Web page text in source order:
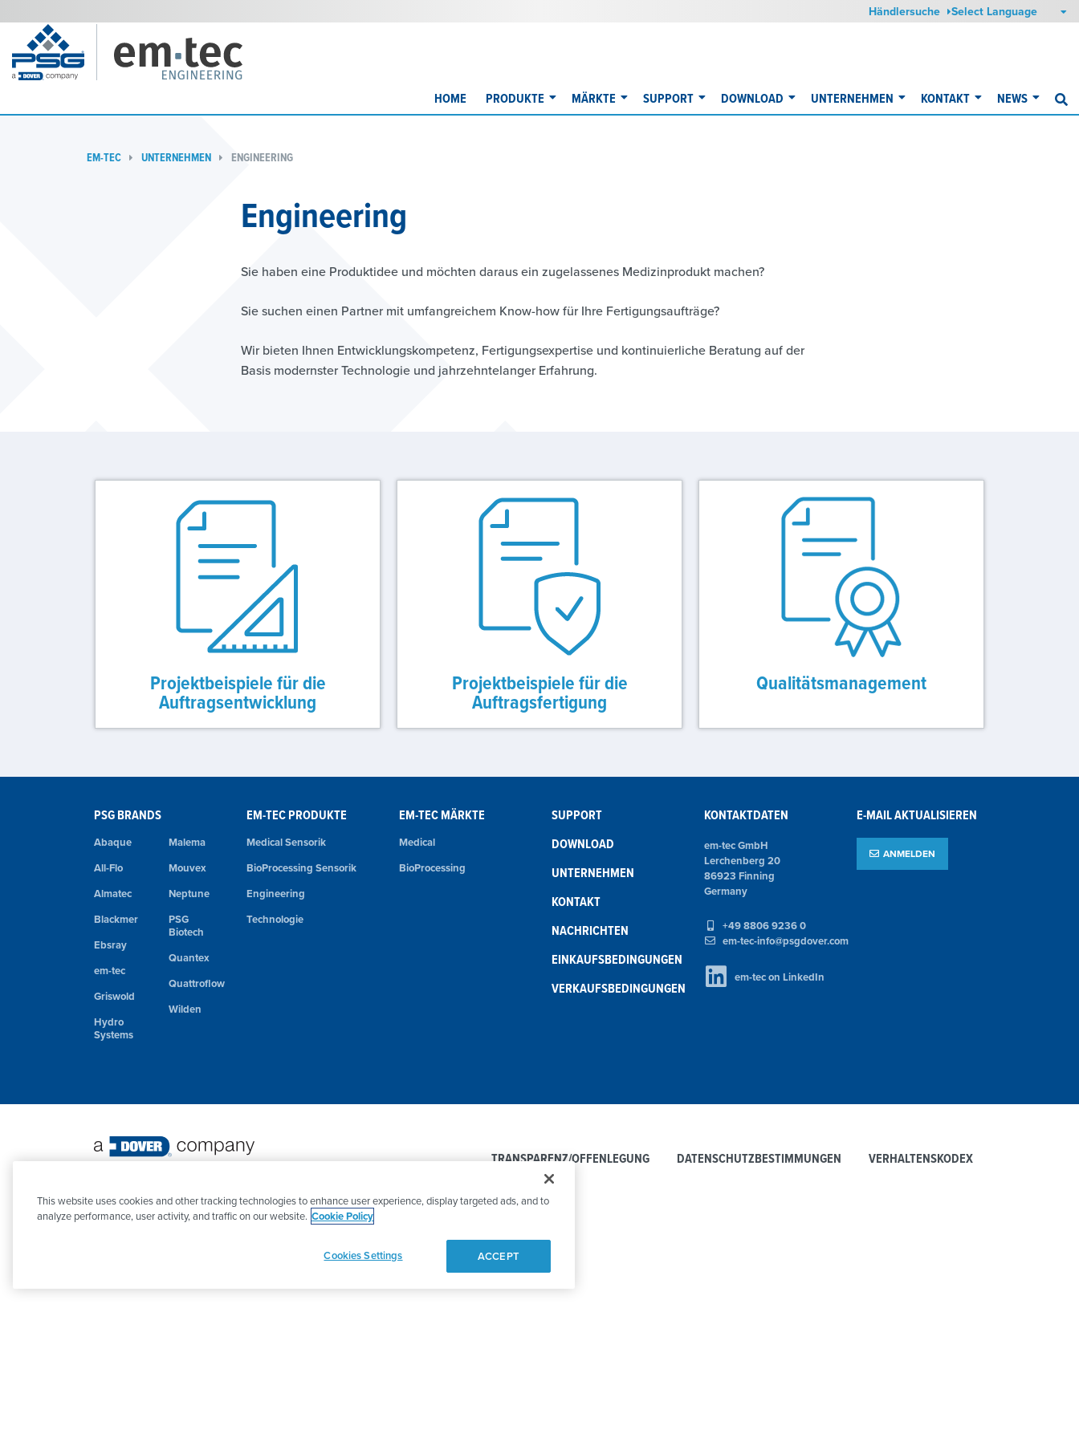
Händlersuche
HOME PRODUKTE MÄRKTE SUPPORT DOWNLOAD UNTERNEHMEN KONTAKT NEWS
EM-TEC UNTERNEHMEN ENGINEERING
Engineering
Sie haben eine Produktidee und möchten daraus ein zugelassenes Medizinprodukt machen?
Sie suchen einen Partner mit umfangreichem Know-how für Ihre Fertigungsaufträge?
Wir bieten Ihnen Entwicklungskompetenz, Fertigungsexpertise und kontinuierliche Beratung auf der
Basis modernster Technologie und jahrzehntelanger Erfahrung.
Projektbeispiele für die
Auftragsentwicklung
Projektbeispiele für die
Auftragsfertigung
Qualitätsmanagement
PSG BRANDS
Abaque
All-Flo
Almatec
Blackmer
Ebsray
em-tec
Griswold
Hydro
Systems
Malema
Mouvex
Neptune
PSG
Biotech
Quantex
Quattroflow
Wilden
EM-TEC PRODUKTE
Medical Sensorik
BioProcessing Sensorik
Engineering
Technologie
EM-TEC MÄRKTE
Medical
BioProcessing
SUPPORT
DOWNLOAD
UNTERNEHMEN
KONTAKT
NACHRICHTEN
EINKAUFSBEDINGUNGEN
VERKAUFSBEDINGUNGEN
KONTAKTDATEN
em-tec GmbH
Lerchenberg 20
86923 Finning
Germany
+49 8806 9236 0
em-tec-info@psgdover.com
em-tec on LinkedIn
E-MAIL AKTUALISIEREN
ANMELDEN
TRANSPARENZ/OFFENLEGUNG DATENSCHUTZBESTIMMUNGEN VERHALTENSKODEX
This website uses cookies and other tracking technologies to enhance user experience, display targeted ads, and to
analyze performance, user activity, and traffic on our website. Cookie Policy
Cookies Settings ACCEPT